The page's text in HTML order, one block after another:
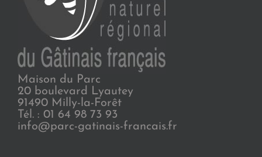
Maison du Parc
20 boulevard Lyautey
91490 Milly-la-Forêt
Tél. : 01 64 98 73 93
info@parc-gatinais-francais.fr